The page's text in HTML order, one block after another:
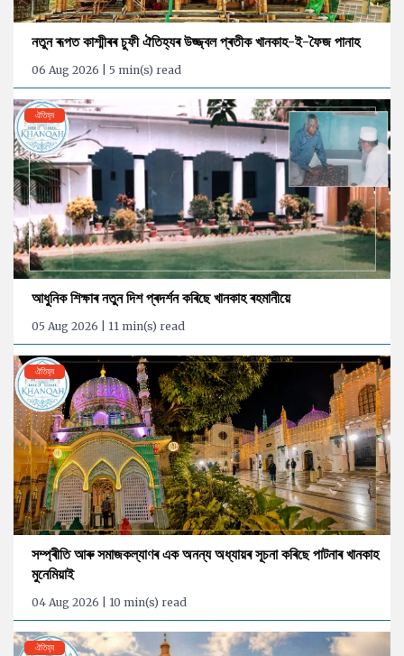
নতুন ৰূপত কাশ্মীৰৰ চুফী ঐতিহ্যৰ উজ্জ্বল প্ৰতীক খানকাহ-ই-ফৈজ পানাহ
06 Aug 2026 | 5 min(s) read
ঐতিহ্য
আধুনিক শিক্ষাৰ নতুন দিশ প্ৰদৰ্শন কৰিছে খানকাহ ৰহমানীয়ে
05 Aug 2026 | 11 min(s) read
ঐতিহ্য
সম্প্ৰীতি আৰু সমাজকল্যাণৰ এক অনন্য অধ্যায়ৰ সূচনা কৰিছে পাটনাৰ খানকাহ
মুনেমিয়াই
04 Aug 2026 | 10 min(s) read
ঐতিহ্য